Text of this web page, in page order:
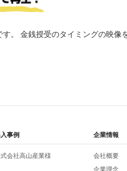
。 金銭授受のタイミングの映
事例
会社高山産業様
企業情報
会社概要
企業理念